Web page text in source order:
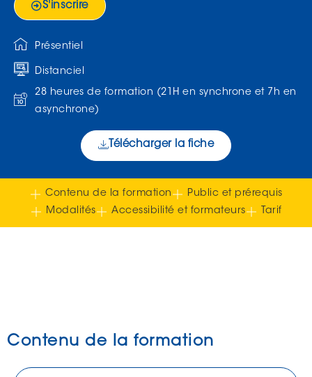
S'inscrire
Présentiel
Distanciel
28 heures de formation (21H en synchrone et 7h en
asynchrone)
Télécharger la fiche
Contenu de la formation
Public et prérequis
Modalités
Accessibilité et formateurs Tarif
Contenu de la formation